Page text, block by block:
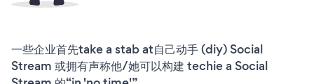
一些企业首先take a stab at自己动手 (diy) Social
Stream 或拥有声称他/她可以构建 techie a Social